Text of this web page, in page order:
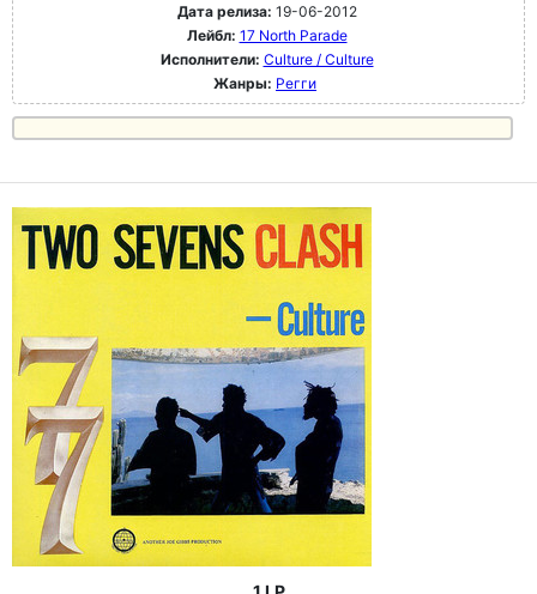
Дата релиза: 19-06-2012
Лейбл: 17 North Parade
Исполнители: Culture / Culture
Жанры: Регги